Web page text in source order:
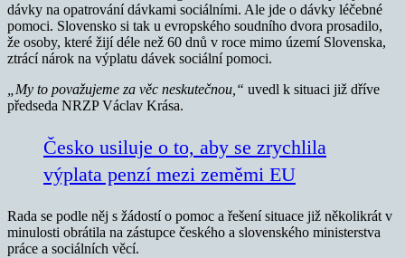
dávky na opatrování dávkami sociálními. Ale jde o dávky léčebné
pomoci. Slovensko si tak u evropského soudního dvora prosadilo,
že osoby, které žijí déle než 60 dnů v roce mimo území Slovenska,
ztrácí nárok na výplatu dávek sociální pomoci.
„My to považujeme za věc neskutečnou,“ uvedl k situaci již dříve
předseda NRZP Václav Krása.
Česko usiluje o to, aby se zrychlila
výplata penzí mezi zeměmi EU
Rada se podle něj s žádostí o pomoc a řešení situace již několikrát v
minulosti obrátila na zástupce českého a slovenského ministerstva
práce a sociálních věcí.